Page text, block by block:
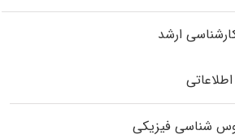
ارشد
شناسی فیزیکی